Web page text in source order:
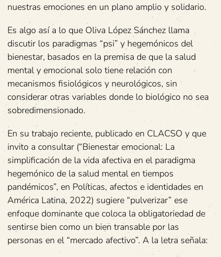
nuestras emociones en un plano amplio y solidario.
Es algo así a lo que Oliva López Sánchez llama
discutir los paradigmas “psi” y hegemónicos del
bienestar, basados en la premisa de que la salud
mental y emocional solo tiene relación con
mecanismos fisiológicos y neurológicos, sin
considerar otras variables donde lo biológico no sea
sobredimensionado.
En su trabajo reciente, publicado en CLACSO y que
invito a consultar (“Bienestar emocional: La
simplificación de la vida afectiva en el paradigma
hegemónico de la salud mental en tiempos
pandémicos”, en Políticas, afectos e identidades en
América Latina, 2022) sugiere “pulverizar” ese
enfoque dominante que coloca la obligatoriedad de
sentirse bien como un bien transable por las
personas en el “mercado afectivo”. A la letra señala: